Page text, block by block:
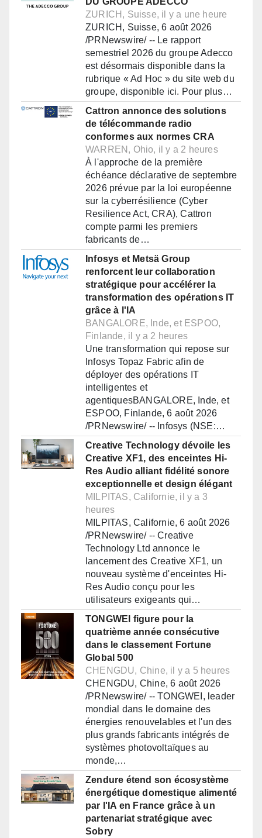
ZURICH, Suisse, il y a une heure
ZURICH, Suisse, 6 août 2026
/PRNewswire/ -- Le rapport
semestriel 2026 du groupe Adecco
est désormais disponible dans la
rubrique « Ad Hoc » du site web du
groupe, disponible ici. Pour plus…
Cattron annonce des solutions
de télécommande radio
conformes aux normes CRA
WARREN, Ohio, il y a 2 heures
À l'approche de la première
échéance déclarative de septembre
2026 prévue par la loi européenne
sur la cyberrésilience (Cyber
Resilience Act, CRA), Cattron
compte parmi les premiers
fabricants de…
Infosys et Metsä Group
renforcent leur collaboration
stratégique pour accélérer la
transformation des opérations IT
grâce à l'IA
BANGALORE, Inde, et ESPOO,
Finlande, il y a 2 heures
Une transformation qui repose sur
Infosys Topaz Fabric afin de
déployer des opérations IT
intelligentes et
agentiquesBANGALORE, Inde, et
ESPOO, Finlande, 6 août 2026
/PRNewswire/ -- Infosys (NSE:…
Creative Technology dévoile les
Creative XF1, des enceintes Hi-
Res Audio alliant fidélité sonore
exceptionnelle et design élégant
MILPITAS, Californie, il y a 3
heures
MILPITAS, Californie, 6 août 2026
/PRNewswire/ -- Creative
Technology Ltd annonce le
lancement des Creative XF1, un
nouveau système d'enceintes Hi-
Res Audio conçu pour les
utilisateurs exigeants qui…
TONGWEI figure pour la
quatrième année consécutive
dans le classement Fortune
Global 500
CHENGDU, Chine, il y a 5 heures
CHENGDU, Chine, 6 août 2026
/PRNewswire/ -- TONGWEI, leader
mondial dans le domaine des
énergies renouvelables et l'un des
plus grands fabricants intégrés de
systèmes photovoltaïques au
monde,…
Zendure étend son écosystème
énergétique domestique alimenté
par l'IA en France grâce à un
partenariat stratégique avec
Sobry